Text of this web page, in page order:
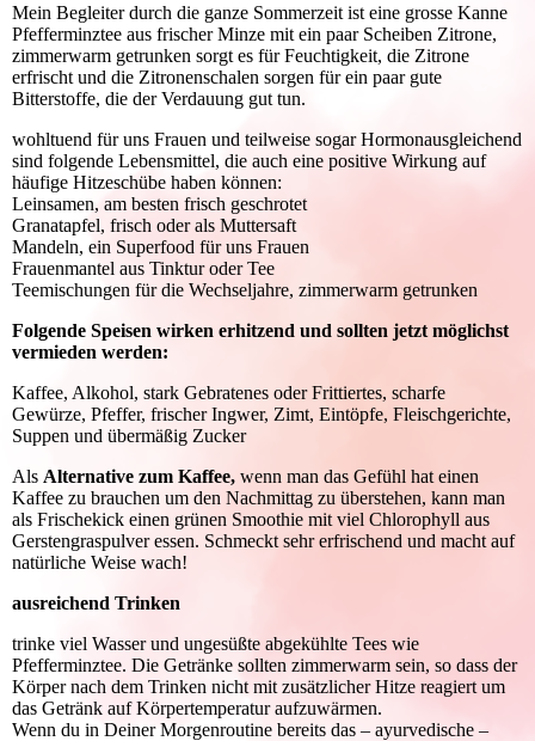
Mein Begleiter durch die ganze Sommerzeit ist eine grosse Kanne
Pfefferminztee aus frischer Minze mit ein paar Scheiben Zitrone,
zimmerwarm getrunken sorgt es für Feuchtigkeit, die Zitrone
erfrischt und die Zitronenschalen sorgen für ein paar gute
Bitterstoffe, die der Verdauung gut tun.
wohltuend für uns Frauen und teilweise sogar Hormonausgleichend
sind folgende Lebensmittel, die auch eine positive Wirkung auf
häufige Hitzeschübe haben können:
Leinsamen, am besten frisch geschrotet
Granatapfel, frisch oder als Muttersaft
Mandeln, ein Superfood für uns Frauen
Frauenmantel aus Tinktur oder Tee
Teemischungen für die Wechseljahre, zimmerwarm getrunken
Folgende Speisen wirken erhitzend und sollten jetzt möglichst
vermieden werden:
Kaffee, Alkohol, stark Gebratenes oder Frittiertes, scharfe
Gewürze, Pfeffer, frischer Ingwer, Zimt, Eintöpfe, Fleischgerichte,
Suppen und übermäßig Zucker
Als Alternative zum Kaffee, wenn man das Gefühl hat einen
Kaffee zu brauchen um den Nachmittag zu überstehen, kann man
als Frischekick einen grünen Smoothie mit viel Chlorophyll aus
Gerstengraspulver essen. Schmeckt sehr erfrischend und macht auf
natürliche Weise wach!
ausreichend Trinken
trinke viel Wasser und ungesüßte abgekühlte Tees wie
Pfefferminztee. Die Getränke sollten zimmerwarm sein, so dass der
Körper nach dem Trinken nicht mit zusätzlicher Hitze reagiert um
das Getränk auf Körpertemperatur aufzuwärmen.
Wenn du in Deiner Morgenroutine bereits das – ayurvedische –